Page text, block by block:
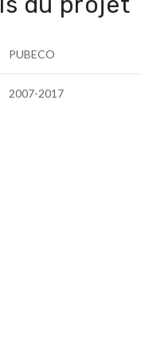
PUBECO
2007-2017